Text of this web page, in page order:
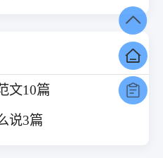
文10篇
说3篇